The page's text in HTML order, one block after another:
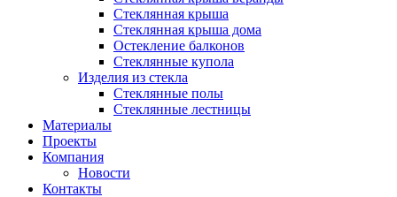
Стеклянная крыша
Стеклянная крыша дома
Остекление балконов
Стеклянные купола
Изделия из стекла
Стеклянные полы
Стеклянные лестницы
Материалы
Проекты
Компания
Новости
Контакты